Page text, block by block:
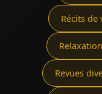
Récits de
Relaxation
Revues